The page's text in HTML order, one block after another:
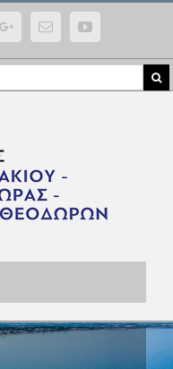
Google+Email YouTube